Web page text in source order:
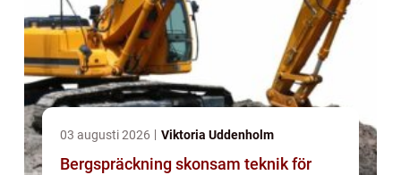
03 augusti 2026 Viktoria Uddenholm
Bergspräckning skonsam teknik för